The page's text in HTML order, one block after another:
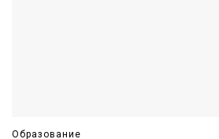
Образование